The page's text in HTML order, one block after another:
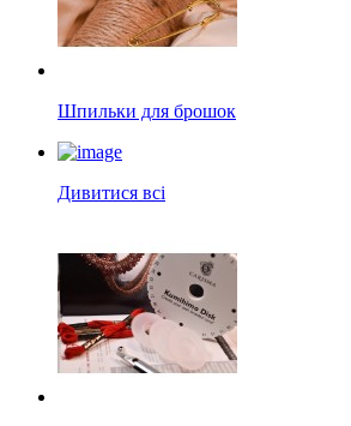
Шпильки для брошок
Дивитися всі